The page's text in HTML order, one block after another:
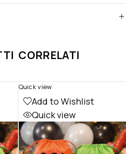
CORRELATI
Add to Wishlist
Quick view
Quick view